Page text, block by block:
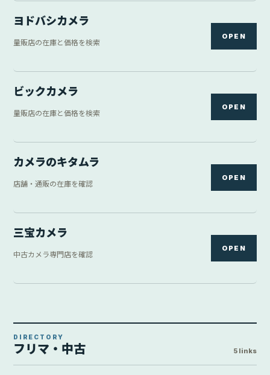
ヨドバシカメラ
量販店の在庫と価格を検索
OPEN
ビックカメラ
量販店の在庫と価格を検索
OPEN
カメラのキタムラ
店舗・通販の在庫を確認
OPEN
三宝カメラ
中古カメラ専門店を確認
OPEN
DIRECTORY
フリマ・中古 5 links